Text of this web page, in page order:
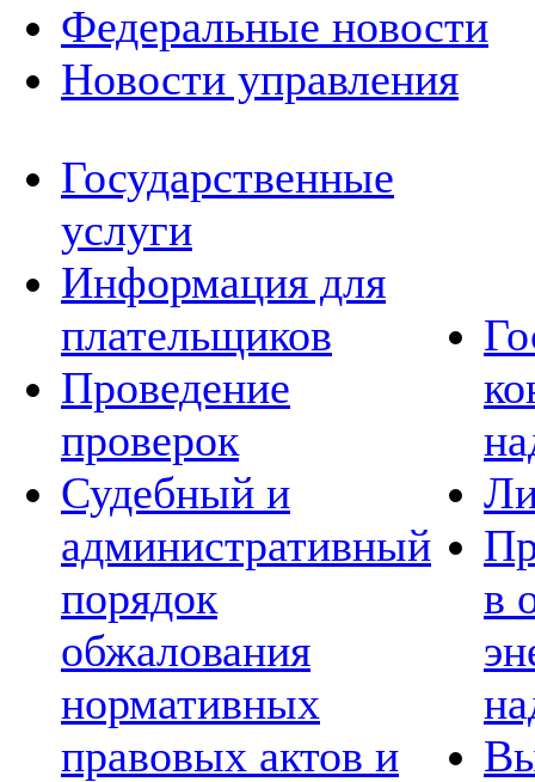
Федеральные новости
Новости управления
Государственные
услуги
Информация для
плательщиков
Проведение
проверок
Судебный и
административный
порядок
обжалования
нормативных
правовых актов и
в